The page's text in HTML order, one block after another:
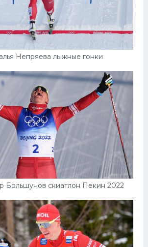
Непряева лыжные гонки
Большунов скиатлон Пекин 2022